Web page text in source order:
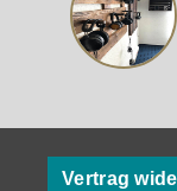
Vertrag